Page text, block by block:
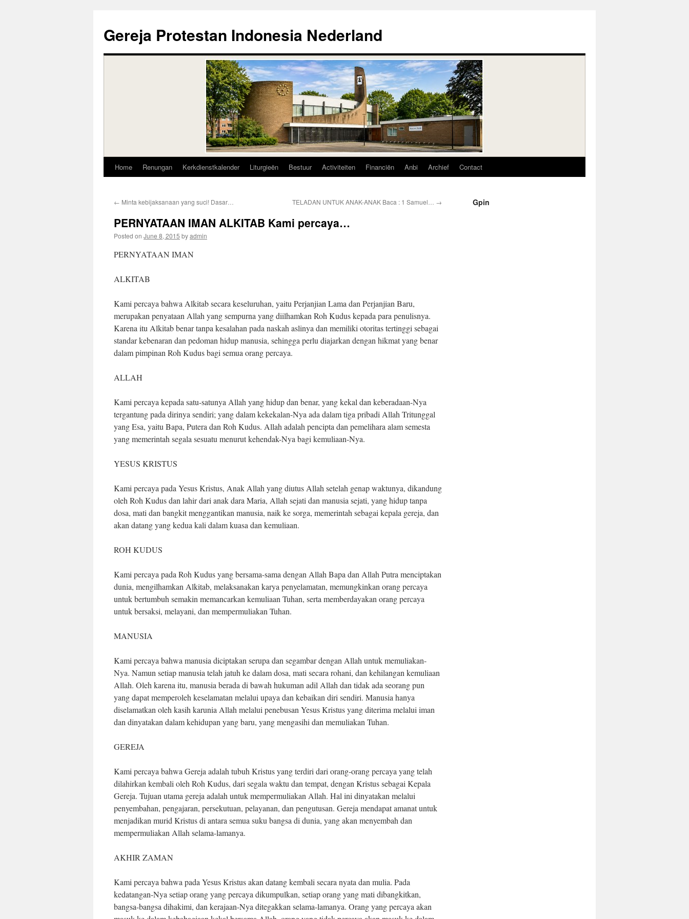
content
Gereja Protestan Indonesia Nederland
Home Renungan Kerkdienstkalender Liturgieën Bestuur Activiteiten Financiën Anbi Archief Contact
← Minta kebijaksanaan yang suci! Dasar… TELADAN UNTUK ANAK-ANAK Baca : 1 Samuel… →
PERNYATAAN IMAN ALKITAB Kami percaya…
Posted on June 8, 2015 byadmin
PERNYATAAN IMAN
ALKITAB
Kami percaya bahwa Alkitab secara keseluruhan, yaitu Perjanjian Lama dan Perjanjian Baru,
merupakan penyataan Allah yang sempurna yang diilhamkan Roh Kudus kepada para penulisnya.
Karena itu Alkitab benar tanpa kesalahan pada naskah aslinya dan memiliki otoritas tertinggi sebagai
standar kebenaran dan pedoman hidup manusia, sehingga perlu diajarkan dengan hikmat yang benar
dalam pimpinan Roh Kudus bagi semua orang percaya.
ALLAH
Kami percaya kepada satu-satunya Allah yang hidup dan benar, yang kekal dan keberadaan-Nya
tergantung pada dirinya sendiri; yang dalam kekekalan-Nya ada dalam tiga pribadi Allah Tritunggal
yang Esa, yaitu Bapa, Putera dan Roh Kudus. Allah adalah pencipta dan pemelihara alam semesta
yang memerintah segala sesuatu menurut kehendak-Nya bagi kemuliaan-Nya.
YESUS KRISTUS
Kami percaya pada Yesus Kristus, Anak Allah yang diutus Allah setelah genap waktunya, dikandung
oleh Roh Kudus dan lahir dari anak dara Maria, Allah sejati dan manusia sejati, yang hidup tanpa
dosa, mati dan bangkit menggantikan manusia, naik ke sorga, memerintah sebagai kepala gereja, dan
akan datang yang kedua kali dalam kuasa dan kemuliaan.
ROH KUDUS
Kami percaya pada Roh Kudus yang bersama-sama dengan Allah Bapa dan Allah Putra menciptakan
dunia, mengilhamkan Alkitab, melaksanakan karya penyelamatan, memungkinkan orang percaya
untuk bertumbuh semakin memancarkan kemuliaan Tuhan, serta memberdayakan orang percaya
untuk bersaksi, melayani, dan mempermuliakan Tuhan.
MANUSIA
Kami percaya bahwa manusia diciptakan serupa dan segambar dengan Allah untuk memuliakan-
Nya. Namun setiap manusia telah jatuh ke dalam dosa, mati secara rohani, dan kehilangan kemuliaan
Allah. Oleh karena itu, manusia berada di bawah hukuman adil Allah dan tidak ada seorang pun
yang dapat memperoleh keselamatan melalui upaya dan kebaikan diri sendiri. Manusia hanya
diselamatkan oleh kasih karunia Allah melalui penebusan Yesus Kristus yang diterima melalui iman
dan dinyatakan dalam kehidupan yang baru, yang mengasihi dan memuliakan Tuhan.
GEREJA
Kami percaya bahwa Gereja adalah tubuh Kristus yang terdiri dari orang-orang percaya yang telah
dilahirkan kembali oleh Roh Kudus, dari segala waktu dan tempat, dengan Kristus sebagai Kepala
Gereja. Tujuan utama gereja adalah untuk mempermuliakan Allah. Hal ini dinyatakan melalui
penyembahan, pengajaran, persekutuan, pelayanan, dan pengutusan. Gereja mendapat amanat untuk
menjadikan murid Kristus di antara semua suku bangsa di dunia, yang akan menyembah dan
mempermuliakan Allah selama-lamanya.
AKHIR ZAMAN
Kami percaya bahwa pada Yesus Kristus akan datang kembali secara nyata dan mulia. Pada
kedatangan-Nya setiap orang yang percaya dikumpulkan, setiap orang yang mati dibangkitkan,
bangsa-bangsa dihakimi, dan kerajaan-Nya ditegakkan selama-lamanya. Orang yang percaya akan
Gpin